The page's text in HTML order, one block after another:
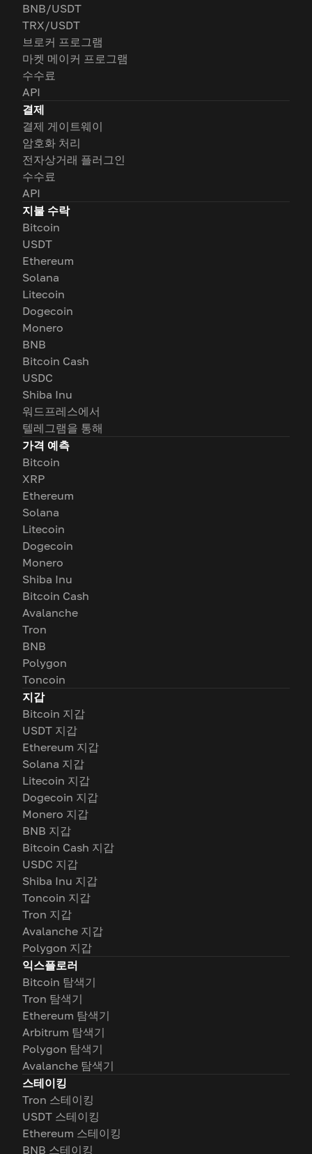
BNB/USDT
TRX/USDT
브로커 프로그램
마켓 메이커 프로그램
수수료
API
결제
결제 게이트웨이
암호화 처리
전자상거래 플러그인
수수료
API
지불 수락
Bitcoin
USDT
Ethereum
Solana
Litecoin
Dogecoin
Monero
BNB
Bitcoin Cash
USDC
Shiba Inu
워드프레스에서
텔레그램을 통해
가격 예측
Bitcoin
XRP
Ethereum
Solana
Litecoin
Dogecoin
Monero
Shiba Inu
Bitcoin Cash
Avalanche
Tron
BNB
Polygon
Toncoin
지갑
Bitcoin 지갑
USDT 지갑
Ethereum 지갑
Solana 지갑
Litecoin 지갑
Dogecoin 지갑
Monero 지갑
BNB 지갑
Bitcoin Cash 지갑
USDC 지갑
Shiba Inu 지갑
Toncoin 지갑
Tron 지갑
Avalanche 지갑
Polygon 지갑
익스플로러
Bitcoin 탐색기
Tron 탐색기
Ethereum 탐색기
Arbitrum 탐색기
Polygon 탐색기
Avalanche 탐색기
스테이킹
Tron 스테이킹
USDT 스테이킹
Ethereum 스테이킹
BNB 스테이킹